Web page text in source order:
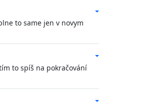
to same jen v novym
to spíš na pokračování